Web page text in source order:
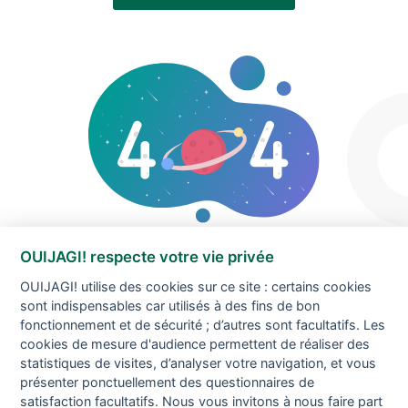
OUIJAGI! respecte votre vie privée
OUIJAGI! utilise des cookies sur ce site : certains cookies
sont indispensables car utilisés à des fins de bon
fonctionnement et de sécurité ; d’autres sont facultatifs. Les
cookies de mesure d'audience permettent de réaliser des
statistiques de visites, d’analyser votre navigation, et vous
présenter ponctuellement des questionnaires de
satisfaction facultatifs. Nous vous invitons à nous faire part